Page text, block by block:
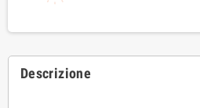
Descrizione